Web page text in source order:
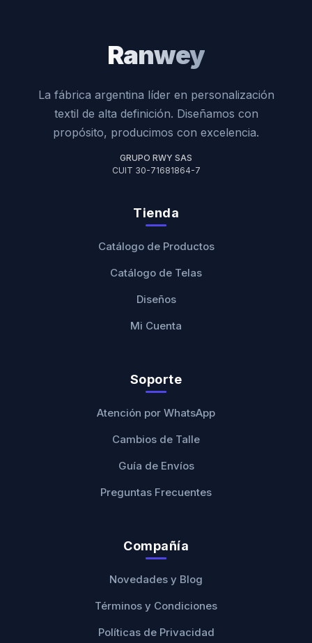
Ranwey
La fábrica argentina líder en personalización
textil de alta definición. Diseñamos con
propósito, producimos con excelencia.
GRUPO RWY SAS
CUIT 30-71681864-7
Tienda
Catálogo de Productos
Catálogo de Telas
Diseños
Mi Cuenta
Soporte
Atención por WhatsApp
Cambios de Talle
Guía de Envíos
Preguntas Frecuentes
Compañía
Novedades y Blog
Términos y Condiciones
Políticas de Privacidad